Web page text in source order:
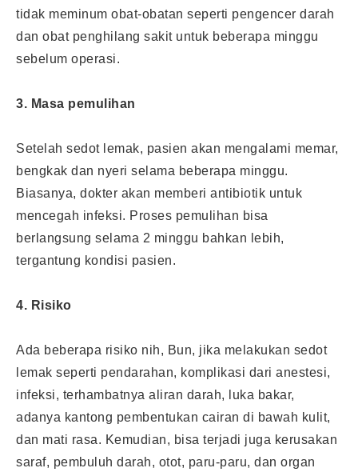
tidak meminum obat-obatan seperti pengencer darah
dan obat penghilang sakit untuk beberapa minggu
sebelum operasi.
3. Masa pemulihan
Setelah sedot lemak, pasien akan mengalami memar,
bengkak dan nyeri selama beberapa minggu.
Biasanya, dokter akan memberi antibiotik untuk
mencegah infeksi. Proses pemulihan bisa
berlangsung selama 2 minggu bahkan lebih,
tergantung kondisi pasien.
4. Risiko
Ada beberapa risiko nih, Bun, jika melakukan sedot
lemak seperti pendarahan, komplikasi dari anestesi,
infeksi, terhambatnya aliran darah, luka bakar,
adanya kantong pembentukan cairan di bawah kulit,
dan mati rasa. Kemudian, bisa terjadi juga kerusakan
saraf, pembuluh darah, otot, paru-paru, dan organ